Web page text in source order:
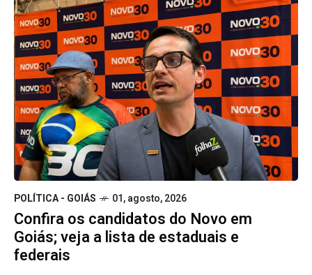
POLÍTICA - GOIÁS 01, agosto, 2026
Confira os candidatos do Novo em
Goiás; veja a lista de estaduais e
federais